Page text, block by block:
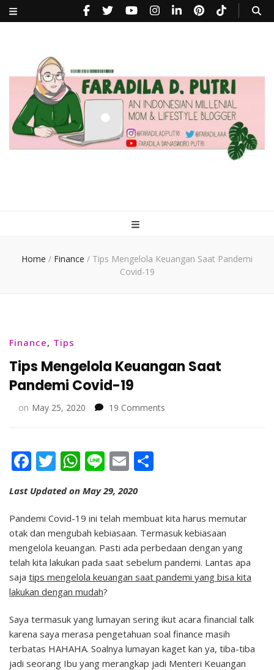
Home / Finance / Tips Mengelola Keuangan Saat Pandemi
Covid-19
Finance, Tips
Tips Mengelola Keuangan Saat
Pandemi Covid-19
on May 25, 2020 19 Comments
Facebook
Twitter
WhatsApp
LineEmail
Last Updated on May 29, 2020
Pandemi Covid-19 ini telah membuat kita harus memutar
otak dan mengubah kebiasaan. Termasuk kebiasaan
mengelola keuangan. Pasti ada perbedaan dengan yang
telah kita lakukan pada saat sebelum pandemi. Lantas apa
saja tips mengelola keuangan saat pandemi yang bisa kita
lakukan dengan mudah?
Saya termasuk yang lumayan sering ikut acara financial talk
karena saya merasa pengetahuan soal finance masih
terbatas HAHAHA. Soalnya lumayan kaget kan ya, tiba-tiba
jadi seorang Ibu yang merangkap jadi Menteri Keuangan